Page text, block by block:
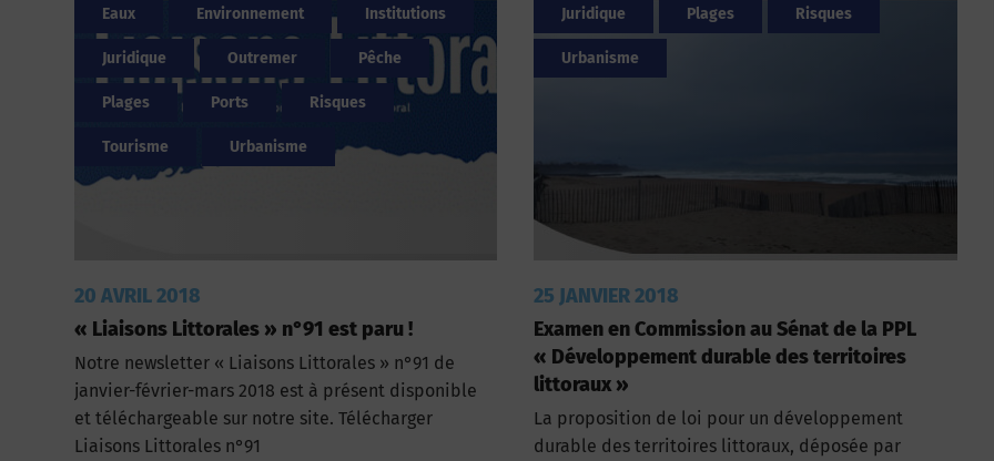
Eaux Environnement Institutions
Juridique Outremer Pêche
Plages Ports Risques
Tourisme Urbanisme
20 AVRIL 2018
« Liaisons Littorales » n°91 est paru !
Notre newsletter « Liaisons Littorales » n°91 de
janvier-février-mars 2018 est à présent disponible
et téléchargeable sur notre site. Télécharger
Liaisons Littorales n°91
Juridique Plages Risques
Urbanisme
25 JANVIER 2018
Examen en Commission au Sénat de la PPL
« Développement durable des territoires
littoraux »
La proposition de loi pour un développement
durable des territoires littoraux, déposée par